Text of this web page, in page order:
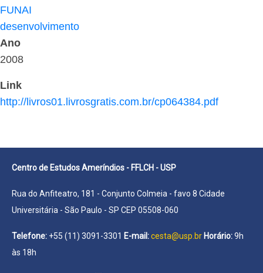
FUNAI
desenvolvimento
Ano
2008
Link
http://livros01.livrosgratis.com.br/cp064384.pdf
Centro de Estudos Ameríndios - FFLCH - USP
Rua do Anfiteatro, 181 - Conjunto Colmeia - favo 8 Cidade
Universitária - São Paulo - SP CEP 05508-060
Telefone: +55 (11) 3091-3301 E-mail:cesta@usp.br Horário:9h
às 18h